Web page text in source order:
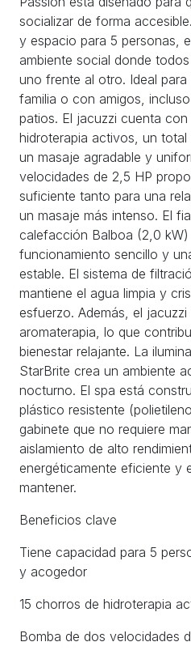
socializar de forma
y espacio para 5 personas,
ambiente social donde
uno frente al otro. Ideal
familia o con amigos,
patios. El jacuzzi cuenta con
hidroterapia activos, un total
un masaje agradable y
velocidades de 2,5 HP
suficiente tanto para una
un masaje más intenso. El
calefacción Balboa (2,0 kW)
funcionamiento sencillo y
estable. El sistema de
mantiene el agua limpia y
esfuerzo. Además, el
aromaterapia, lo que
bienestar relajante. La
StarBrite crea un ambiente
nocturno. El spa está
plástico resistente
gabinete que no requiere
aislamiento de alto
energéticamente eficiente y
mantener.
Beneficios clave
Tiene capacidad para 5
y acogedor
15 chorros de hidroterapia
Bomba de dos velocidades